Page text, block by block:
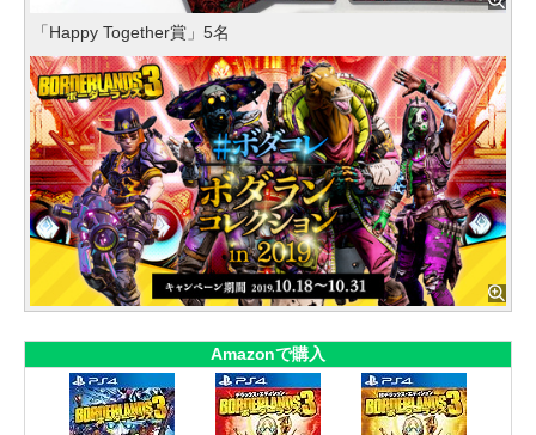
「Happy Together賞」5名
Amazonで購入